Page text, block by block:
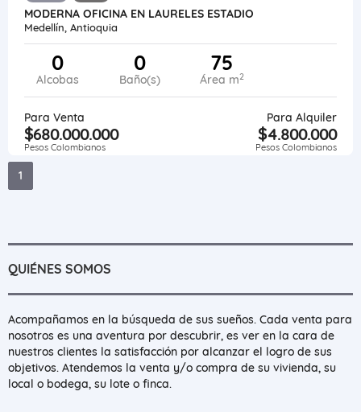
MODERNA OFICINA EN LAURELES ESTADIO
Medellín, Antioquia
0
Alcobas
0
Baño(s)
75
Área m2
Para Venta
$680.000.000
Pesos Colombianos
Para Alquiler
$4.800.000
Pesos Colombianos
1
QUIÉNES SOMOS
Acompañamos en la búsqueda de sus sueños. Cada venta para
nosotros es una aventura por descubrir, es ver en la cara de
nuestros clientes la satisfacción por alcanzar el logro de sus
objetivos. Atendemos la venta y/o compra de su vivienda, su
local o bodega, su lote o finca.